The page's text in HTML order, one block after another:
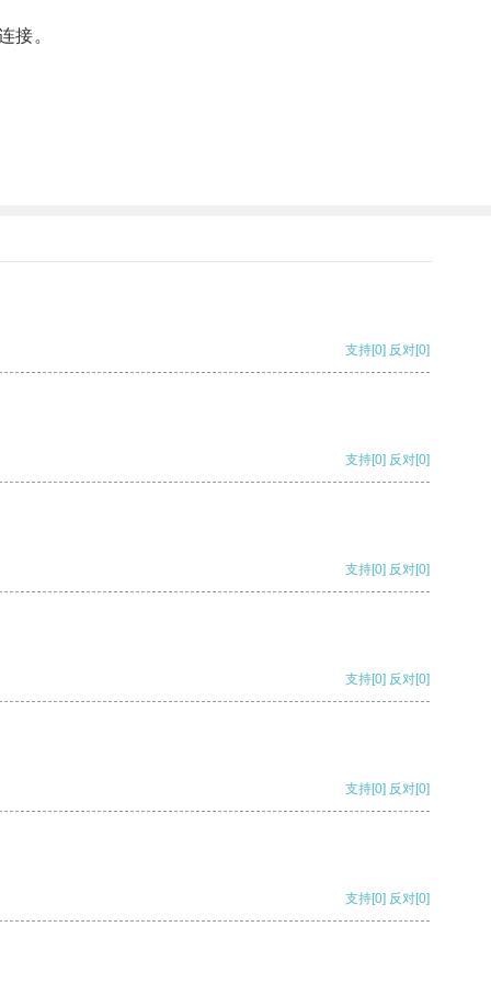
接。
支持[0] 反对[0]
支持[0] 反对[0]
支持[0] 反对[0]
支持[0] 反对[0]
支持[0] 反对[0]
支持[0] 反对[0]